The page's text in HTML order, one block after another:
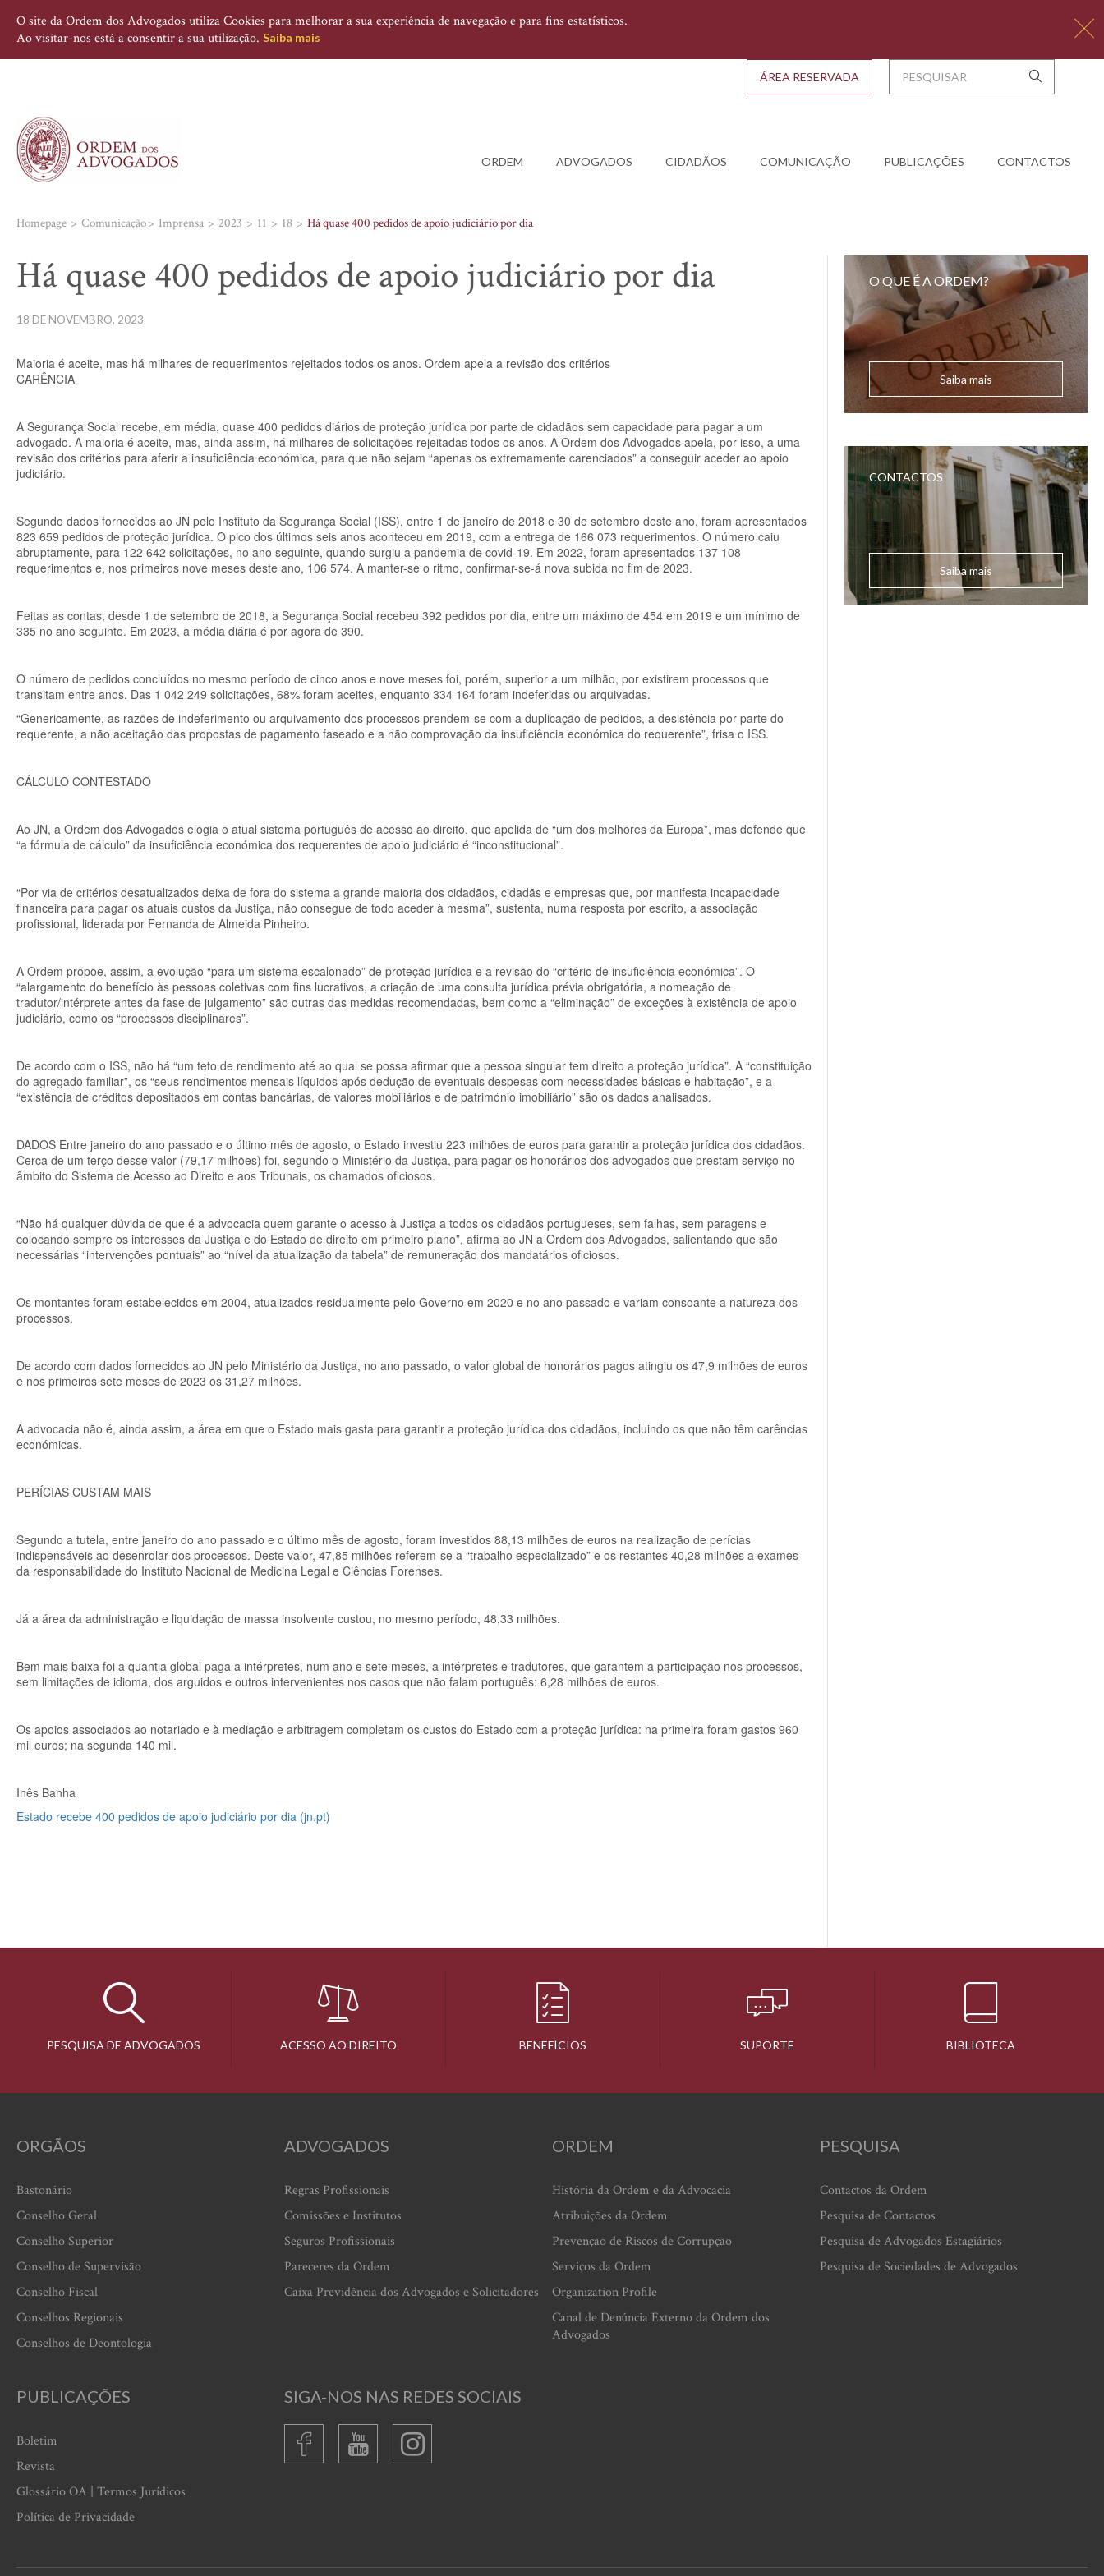
O site da Ordem dos Advogados utiliza Cookies para melhorar a sua experiência de navegação e para fins estatísticos.
Ao visitar-nos está a consentir a sua utilização. Saiba mais
ORDEM ADVOGADOS CIDADÃOS COMUNICAÇÃO PUBLICAÇÕES CONTACTOS
ÁREA RESERVADA
Homepage Comunicação Imprensa 2023 11 18 Há quase 400 pedidos de apoio judiciário por dia
Há quase 400 pedidos de apoio judiciário por dia
18 DE NOVEMBRO, 2023
Maioria é aceite, mas há milhares de requerimentos rejeitados todos os anos. Ordem apela a revisão dos critérios
CARÊNCIA
A Segurança Social recebe, em média, quase 400 pedidos diários de proteção jurídica por parte de cidadãos sem capacidade para pagar a um
advogado. A maioria é aceite, mas, ainda assim, há milhares de solicitações rejeitadas todos os anos. A Ordem dos Advogados apela, por isso, a uma
revisão dos critérios para aferir a insuficiência económica, para que não sejam “apenas os extremamente carenciados” a conseguir aceder ao apoio
judiciário.
Segundo dados fornecidos ao JN pelo Instituto da Segurança Social (ISS), entre 1 de janeiro de 2018 e 30 de setembro deste ano, foram apresentados
823 659 pedidos de proteção jurídica. O pico dos últimos seis anos aconteceu em 2019, com a entrega de 166 073 requerimentos. O número caiu
abruptamente, para 122 642 solicitações, no ano seguinte, quando surgiu a pandemia de covid-19. Em 2022, foram apresentados 137 108
requerimentos e, nos primeiros nove meses deste ano, 106 574. A manter-se o ritmo, confirmar-se-á nova subida no fim de 2023.
Feitas as contas, desde 1 de setembro de 2018, a Segurança Social recebeu 392 pedidos por dia, entre um máximo de 454 em 2019 e um mínimo de
335 no ano seguinte. Em 2023, a média diária é por agora de 390.
O número de pedidos concluídos no mesmo período de cinco anos e nove meses foi, porém, superior a um milhão, por existirem processos que
transitam entre anos. Das 1 042 249 solicitações, 68% foram aceites, enquanto 334 164 foram indeferidas ou arquivadas.
“Genericamente, as razões de indeferimento ou arquivamento dos processos prendem-se com a duplicação de pedidos, a desistência por parte do
requerente, a não aceitação das propostas de pagamento faseado e a não comprovação da insuficiência económica do requerente”, frisa o ISS.
CÁLCULO CONTESTADO
Ao JN, a Ordem dos Advogados elogia o atual sistema português de acesso ao direito, que apelida de “um dos melhores da Europa”, mas defende que
“a fórmula de cálculo” da insuficiência económica dos requerentes de apoio judiciário é “inconstitucional”.
“Por via de critérios desatualizados deixa de fora do sistema a grande maioria dos cidadãos, cidadãs e empresas que, por manifesta incapacidade
financeira para pagar os atuais custos da Justiça, não consegue de todo aceder à mesma”, sustenta, numa resposta por escrito, a associação
profissional, liderada por Fernanda de Almeida Pinheiro.
A Ordem propõe, assim, a evolução “para um sistema escalonado” de proteção jurídica e a revisão do “critério de insuficiência económica”. O
“alargamento do benefício às pessoas coletivas com fins lucrativos, a criação de uma consulta jurídica prévia obrigatória, a nomeação de
tradutor/intérprete antes da fase de julgamento” são outras das medidas recomendadas, bem como a “eliminação” de exceções à existência de apoio
judiciário, como os “processos disciplinares”.
De acordo com o ISS, não há “um teto de rendimento até ao qual se possa afirmar que a pessoa singular tem direito a proteção jurídica”. A “constituição
do agregado familiar”, os “seus rendimentos mensais líquidos após dedução de eventuais despesas com necessidades básicas e habitação”, e a
“existência de créditos depositados em contas bancárias, de valores mobiliários e de património imobiliário” são os dados analisados.
DADOS Entre janeiro do ano passado e o último mês de agosto, o Estado investiu 223 milhões de euros para garantir a proteção jurídica dos cidadãos.
Cerca de um terço desse valor (79,17 milhões) foi, segundo o Ministério da Justiça, para pagar os honorários dos advogados que prestam serviço no
âmbito do Sistema de Acesso ao Direito e aos Tribunais, os chamados oficiosos.
“Não há qualquer dúvida de que é a advocacia quem garante o acesso à Justiça a todos os cidadãos portugueses, sem falhas, sem paragens e
colocando sempre os interesses da Justiça e do Estado de direito em primeiro plano”, afirma ao JN a Ordem dos Advogados, salientando que são
necessárias “intervenções pontuais” ao “nível da atualização da tabela” de remuneração dos mandatários oficiosos.
Os montantes foram estabelecidos em 2004, atualizados residualmente pelo Governo em 2020 e no ano passado e variam consoante a natureza dos
processos.
De acordo com dados fornecidos ao JN pelo Ministério da Justiça, no ano passado, o valor global de honorários pagos atingiu os 47,9 milhões de euros
e nos primeiros sete meses de 2023 os 31,27 milhões.
A advocacia não é, ainda assim, a área em que o Estado mais gasta para garantir a proteção jurídica dos cidadãos, incluindo os que não têm carências
económicas.
PERÍCIAS CUSTAM MAIS
Segundo a tutela, entre janeiro do ano passado e o último mês de agosto, foram investidos 88,13 milhões de euros na realização de perícias
indispensáveis ao desenrolar dos processos. Deste valor, 47,85 milhões referem-se a “trabalho especializado” e os restantes 40,28 milhões a exames
da responsabilidade do Instituto Nacional de Medicina Legal e Ciências Forenses.
Já a área da administração e liquidação de massa insolvente custou, no mesmo período, 48,33 milhões.
Bem mais baixa foi a quantia global paga a intérpretes, num ano e sete meses, a intérpretes e tradutores, que garantem a participação nos processos,
sem limitações de idioma, dos arguidos e outros intervenientes nos casos que não falam português: 6,28 milhões de euros.
Os apoios associados ao notariado e à mediação e arbitragem completam os custos do Estado com a proteção jurídica: na primeira foram gastos 960
mil euros; na segunda 140 mil.
Inês Banha
Estado recebe 400 pedidos de apoio judiciário por dia (jn.pt)
O QUE É A ORDEM?
Saiba mais
CONTACTOS
Saiba mais
PESQUISA DE ADVOGADOS ACESSO AO DIREITO BENEFÍCIOS SUPORTE BIBLIOTECA
ORGÃOS
Bastonário
Conselho Geral
Conselho Superior
Conselho de Supervisão
Conselho Fiscal
Conselhos Regionais
Conselhos de Deontologia
ADVOGADOS
Regras Profissionais
Comissões e Institutos
Seguros Profissionais
Pareceres da Ordem
Caixa Previdência dos Advogados e Solicitadores
ORDEM
História da Ordem e da Advocacia
Atribuições da Ordem
Prevenção de Riscos de Corrupção
Serviços da Ordem
Organization Profile
Canal de Denúncia Externo da Ordem dos
Advogados
PESQUISA
Contactos da Ordem
Pesquisa de Contactos
Pesquisa de Advogados Estagiários
Pesquisa de Sociedades de Advogados
PUBLICAÇÕES
Boletim
Revista
Glossário OA | Termos Jurídicos
Política de Privacidade
SIGA-NOS NAS REDES SOCIAIS